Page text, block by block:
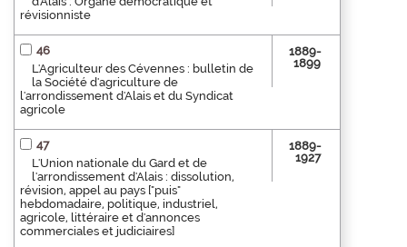
révisionniste
46
L'Agriculteur des Cévennes : bulletin de
la Société d'agriculture de
l'arrondissement d'Alais et du Syndicat
agricole
1889-
1899
47
L'Union nationale du Gard et de
l'arrondissement d'Alais : dissolution,
révision, appel au pays ["puis"
hebdomadaire, politique, industriel,
agricole, littéraire et d'annonces
commerciales et judiciaires]
1889-
1927